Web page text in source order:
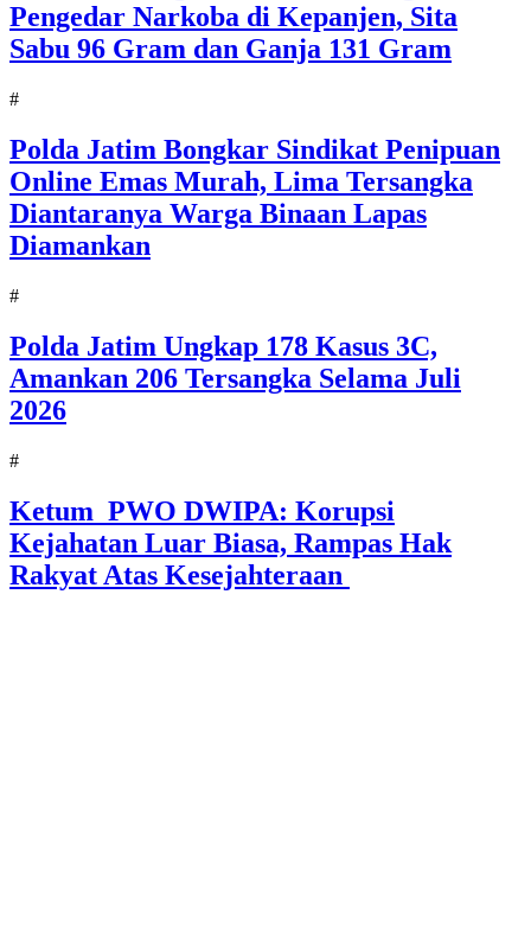
Pengedar Narkoba di Kepanjen, Sita
Sabu 96 Gram dan Ganja 131 Gram
#
Polda Jatim Bongkar Sindikat Penipuan
Online Emas Murah, Lima Tersangka
Diantaranya Warga Binaan Lapas
Diamankan
#
Polda Jatim Ungkap 178 Kasus 3C,
Amankan 206 Tersangka Selama Juli
2026
#
Ketum PWO DWIPA: Korupsi
Kejahatan Luar Biasa, Rampas Hak
Rakyat Atas Kesejahteraan